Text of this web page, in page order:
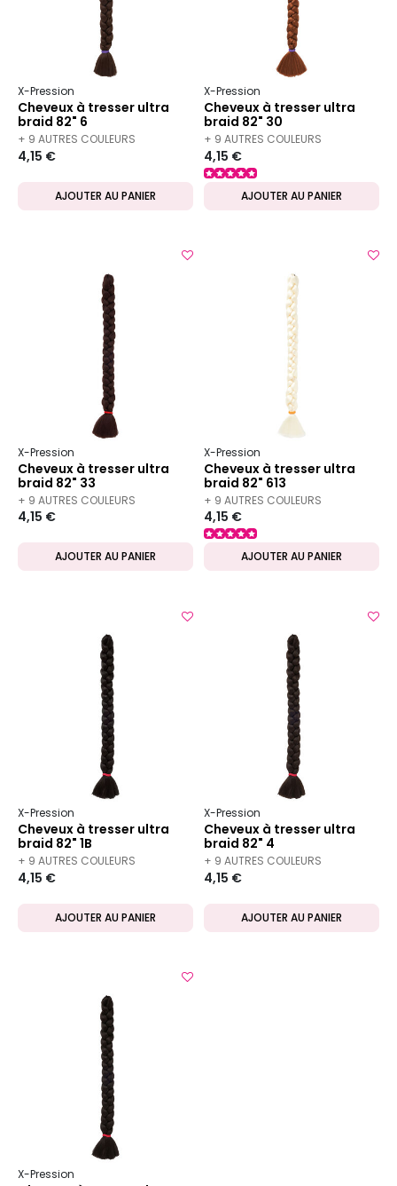
X-Pression
Cheveux à tresser ultra
braid 82" 6
+ 9 AUTRES COULEURS
DISPONIBLES
4,15 €
AJOUTER AU PANIER
X-Pression
Cheveux à tresser ultra
braid 82" 30
+ 9 AUTRES COULEURS
DISPONIBLES
4,15 €
AJOUTER AU PANIER
X-Pression
Cheveux à tresser ultra
braid 82" 33
+ 9 AUTRES COULEURS
DISPONIBLES
4,15 €
AJOUTER AU PANIER
X-Pression
Cheveux à tresser ultra
braid 82" 613
+ 9 AUTRES COULEURS
DISPONIBLES
4,15 €
AJOUTER AU PANIER
X-Pression
Cheveux à tresser ultra
braid 82" 1B
+ 9 AUTRES COULEURS
DISPONIBLES
4,15 €
AJOUTER AU PANIER
X-Pression
Cheveux à tresser ultra
braid 82" 4
+ 9 AUTRES COULEURS
DISPONIBLES
4,15 €
AJOUTER AU PANIER
X-Pression